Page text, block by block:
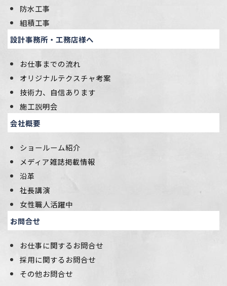
防水工事
組積工事
設計事務所・工務店様へ
お仕事までの流れ
オリジナルテクスチャ考案
技術力、自信あります
施工説明会
会社概要
ショールーム紹介
メディア雑誌掲載情報
沿革
社長講演
女性職人活躍中
お問合せ
お仕事に関するお問合せ
採用に関するお問合せ
その他お問合せ